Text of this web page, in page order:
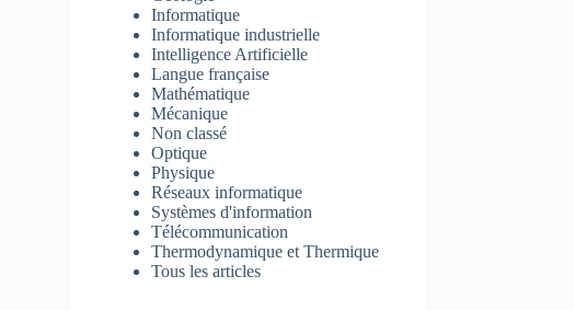
Informatique
Informatique industrielle
Intelligence Artificielle
Langue française
Mathématique
Mécanique
Non classé
Optique
Physique
Réseaux informatique
Systèmes d'information
Télécommunication
Thermodynamique et Thermique
Tous les articles